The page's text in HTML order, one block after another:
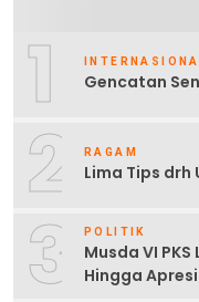
1 Gencatan
2 RAGAM
Lima Tips drh
3 POLITIK
Musda VI
Hingga